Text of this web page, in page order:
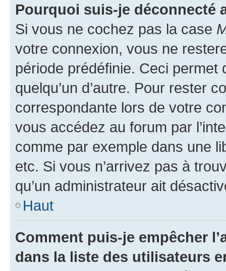
Pourquoi suis-je déconnecté
Si vous ne cochez pas la case
votre connexion, vous ne
période prédéfinie. Ceci permet
quelqu’un d’autre. Pour rester
correspondante lors de votre
vous accédez au forum par
comme par exemple dans une
etc. Si vous n’arrivez pas à
qu’un administrateur ait
Haut
Comment puis-je empêcher
dans la liste des utilisateurs